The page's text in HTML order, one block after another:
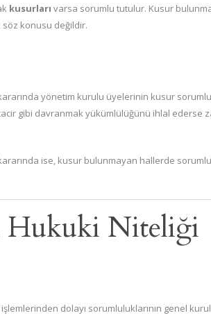
kusurları varsa sorumlu tutulur. Kusur
konusu değildir.
yönetim kurulu üyelerinin kusur
gibi davranmak yükümlülüğünü ihlal ederse
ise, kusur bulunmayan hallerde
Hukuki Niteliği
dolayı sorumluluklarının genel